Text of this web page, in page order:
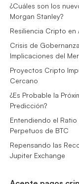
¿Cuáles son los
Morgan Stanley?
Resiliencia Cripto
Crisis de
Implicaciones del
Proyectos Cripto
Cercano
¿Es Probable la
Predicción?
Entendiendo el
Perpetuos de BTC
Repensando las
Jupiter Exchange